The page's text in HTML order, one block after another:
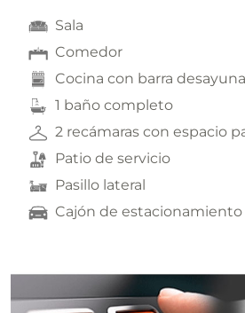
Sala
Comedor
Cocina con barra
1 baño completo
2 recámaras con espacio
Patio de servicio
Pasillo lateral
Cajón de estacionamiento